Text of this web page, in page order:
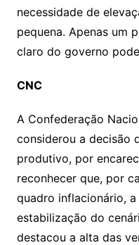
necessidade de
pequena. Apenas um
claro do governo
CNC
A Confederação
considerou a decisão
produtivo, por
reconhecer que, por
quadro inflacionário,
estabilização do
destacou a alta das